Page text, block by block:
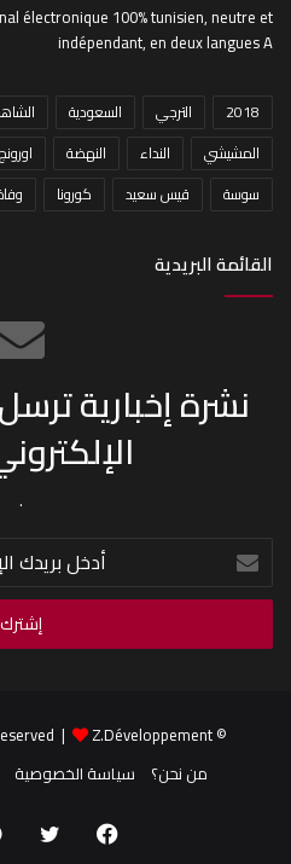
électronique 100% tunisien, neutre et
indépendant, en deux langues A
2018 الترجي السعودية
المشيشي
النداء النهضة اورونج
سوسة
قيس سعيد كورونا
القائمة البريدية
نشرة إخبارية
.
أدخل
بريدك
الإلكتروني
© Copyright 2026, All Rights Reserved |
Z.Développement
من نحن؟
سياسة الخصوصية
فيسبوكتويتر